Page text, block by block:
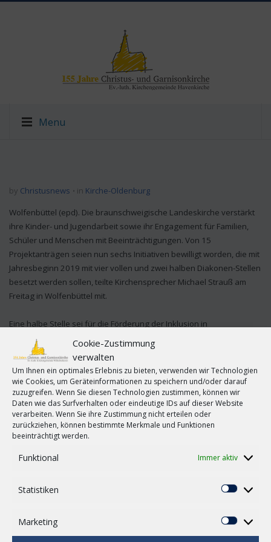
Cookie-Zustimmung
verwalten
Um Ihnen ein optimales Erlebnis zu bieten, verwenden wir Technologien
wie Cookies, um Geräteinformationen zu speichern und/oder darauf
zuzugreifen. Wenn Sie diesen Technologien zustimmen, können wir
Daten wie das Surfverhalten oder eindeutige IDs auf dieser Website
verarbeiten. Wenn Sie ihre Zustimmung nicht erteilen oder
zurückziehen, können bestimmte Merkmale und Funktionen
beeinträchtigt werden.
Funktional Immer aktiv
Statistiken
Marketing
Menu
by Christusnews in Kirche-Oldenburg
Wolfenbüttel (epd). Die braunschweigische Landeskirche verstärkt
ihre Kinder- und Jugendarbeit sowie ihr Engagement für Familien,
Schüler und Menschen mit Beeinträchtigungen. Von 15
Projektanträgen seien nun sechs Initiativen bewilligt worden, die mit
Jahresbeginn 2019 mit vier vollen und zwei halben Diakonen-Stellen
besetzt werden sollen, teilte Kirchensprecher Michael Strauß am
Freitag in Wolfenbüttel mit.
Eine halbe Stelle sei für die Förderung der Inklusion in
Kindertageseinrichtungen und Familienzentren in der Region
Salzgitter vorgesehen. In Bad Gandersheim solle das
Jugendzentrum «Phoenix» zu einem Jugend-Kultur-Zentrum
weiterentwickelt werden, hieß es. In Wolfenbüttel werde die
Stadtteilarbeit der Martin-Luther-Gemeinde mit einer halben Stelle
unterstützt. In Braunschweig solle ein Gemeinschaftsprojekt der
Propstei und der Kirchengemeinde St. Magni gefördert werden. Dort
sei eine Stelle für die offene Arbeit mit Kindern und Jugendlichen
einer neuen Stelle religionsbezogene Projekte in der Schule in
hinaus soll eine Person bei der Diakonie landeskirchenweit den